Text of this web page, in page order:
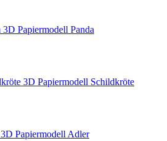
3D Papiermodell Panda
3D Papiermodell Schildkröte
3D Papiermodell Adler